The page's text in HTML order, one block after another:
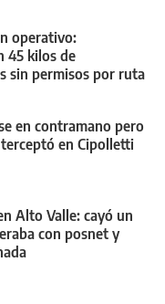
operativo:
45 kilos de
sin permisos por ruta
en contramano pero
en Cipolletti
Alto Valle: cayó un
con posnet y